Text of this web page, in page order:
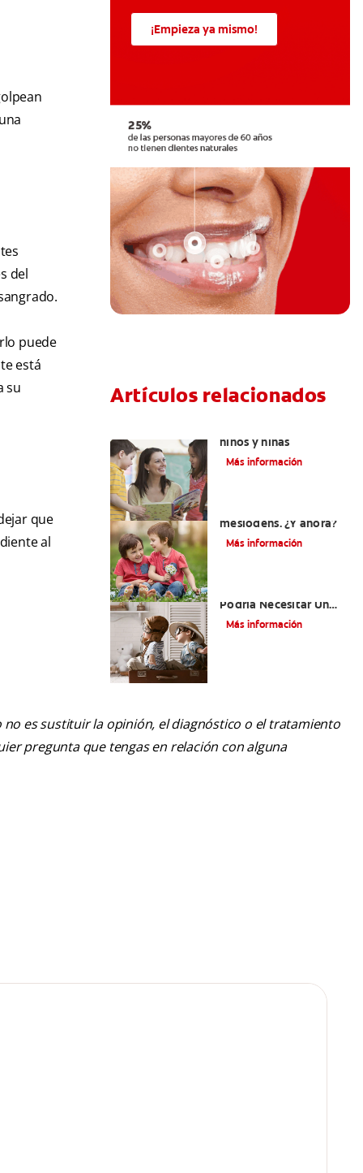
del
puede
está
su
que
al
¡Empieza ya mismo!
Artículos relacionados
niños y niñas
Más información
mesiodens. ¿Y ahora?
Más información
Podría Necesitar Un
Mantenedor De
Más información
es sustituir la opinión, el diagnóstico o el tratamiento
pregunta que tengas en relación con alguna